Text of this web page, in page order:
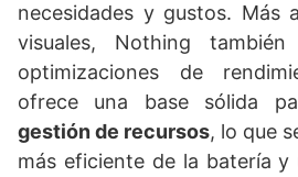
necesidades y gustos. Más
visuales, Nothing
optimizaciones de
ofrece una base sólida
gestión de recursos, lo que
más eficiente de la batería y